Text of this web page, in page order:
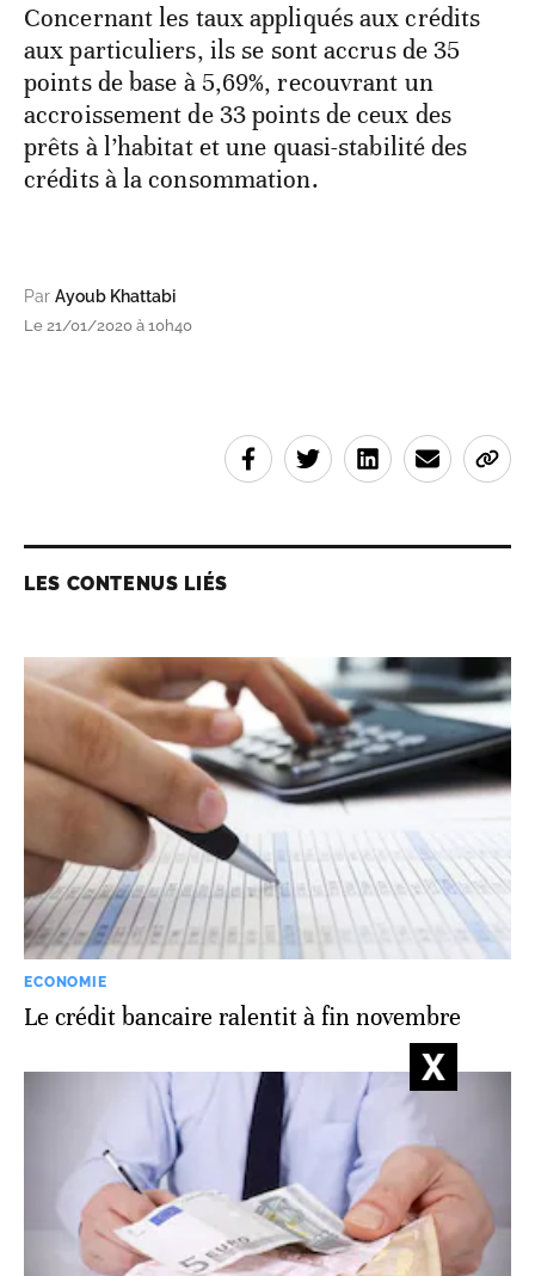
Concernant les taux appliqués aux crédits
aux particuliers, ils se sont accrus de 35
points de base à 5,69%, recouvrant un
accroissement de 33 points de ceux des
prêts à l’habitat et une quasi-stabilité des
crédits à la consommation.
Par Ayoub Khattabi
Le 21/01/2020 à 10h40
LES CONTENUS LIÉS
ECONOMIE
Le crédit bancaire ralentit à fin novembre